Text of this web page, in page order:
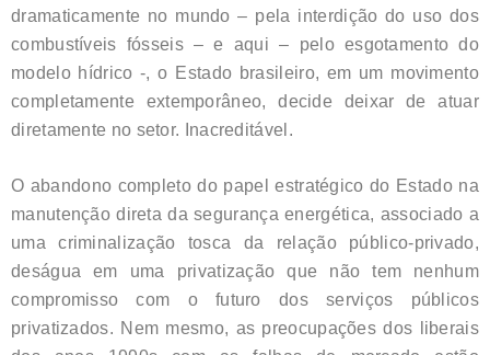
dramaticamente no mundo – pela interdição do uso dos
combustíveis fósseis – e aqui – pelo esgotamento do
modelo hídrico -, o Estado brasileiro, em um movimento
completamente extemporâneo, decide deixar de atuar
diretamente no setor. Inacreditável.
O abandono completo do papel estratégico do Estado na
manutenção direta da segurança energética, associado a
uma criminalização tosca da relação público-privado,
deságua em uma privatização que não tem nenhum
compromisso com o futuro dos serviços públicos
privatizados. Nem mesmo, as preocupações dos liberais